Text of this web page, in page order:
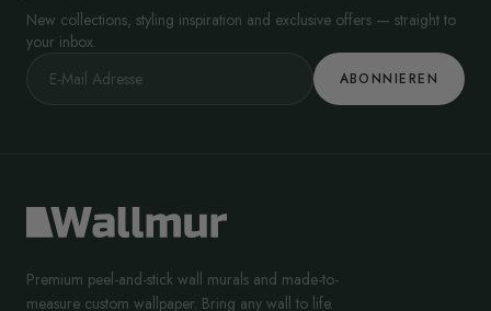
New collections, styling inspiration and exclusive offers — straight to
your inbox.
ABONNIEREN
Premium peel-and-stick wall murals and made-to-
measure custom wallpaper. Bring any wall to life.